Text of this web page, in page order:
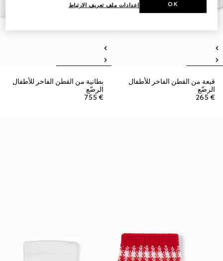
قبعة من القطن الفاخر للأطفال
الرضّع
€ 265
بطانية من القطن الفاخر للأطفال
الرضّع
€ 755
إعدادات ملف تعريف الارتباط OK